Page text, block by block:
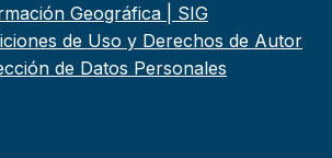
Geográfica | SIG
de Uso y Derechos de Autor
de Datos Personales